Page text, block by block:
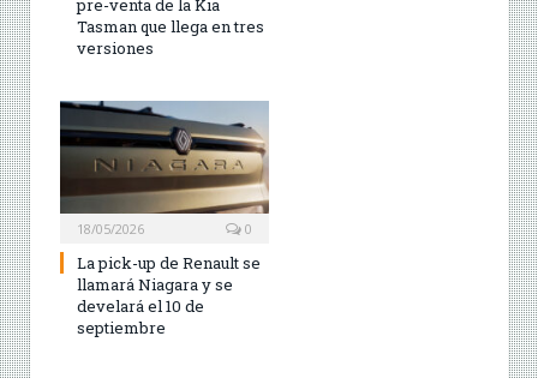
pre-venta de la Kia
Tasman que llega en tres
versiones
18/05/2026 0
La pick-up de Renault se
llamará Niagara y se
develará el 10 de
septiembre